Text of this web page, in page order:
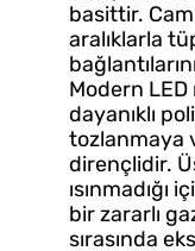
basittir.
aralıklarla
Modern
dayanıklı
tozlanmaya
dirençlidir.
bir zararlı
sırasında